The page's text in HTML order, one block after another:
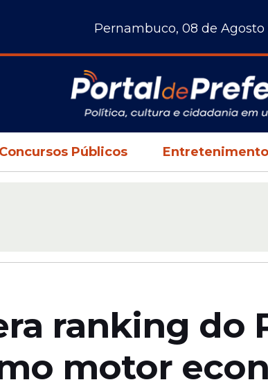
Pernambuco, 08 de Agosto
Concursos Públicos Entretenimento
ranking do
motor